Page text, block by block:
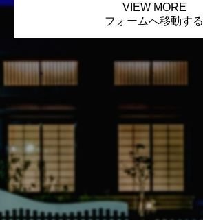
VIEW MORE
フォームへ移動する